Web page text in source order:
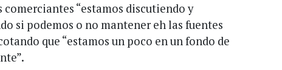
“estamos discutiendo y
si podemos o no mantener eh las fuentes
que “estamos un poco en un fondo de